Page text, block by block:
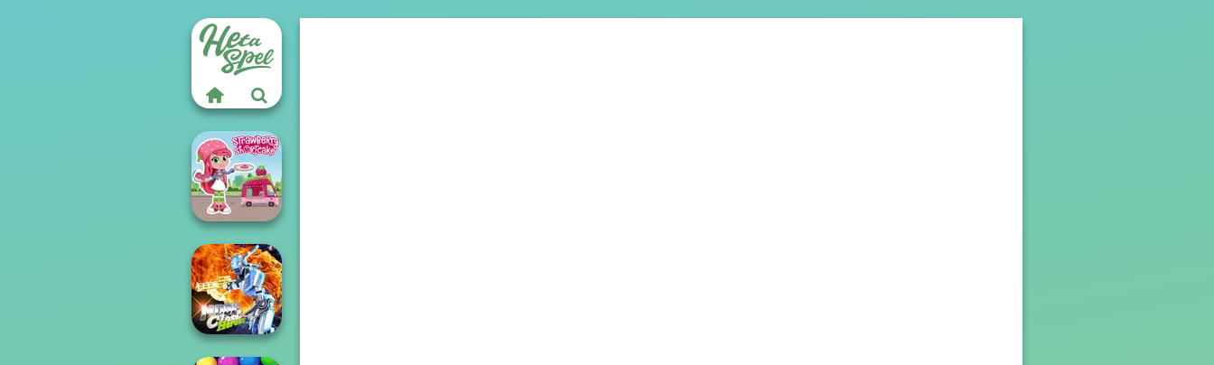
Strawberry
Shortcake